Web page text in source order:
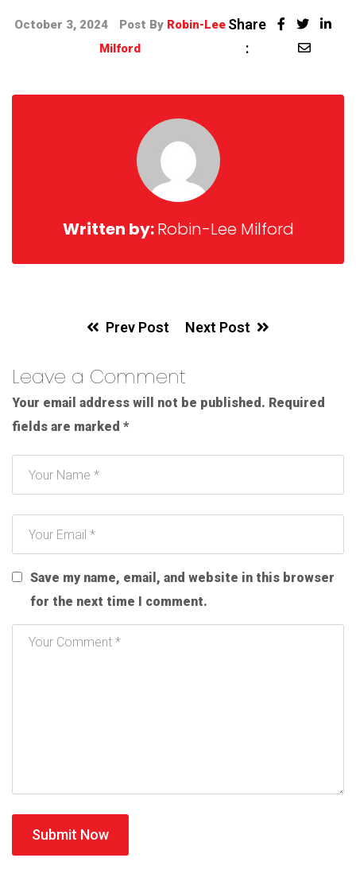
October 3, 2024 Post By Robin-Lee
Milford
Share
:
Written by:Robin-Lee Milford
Prev Post Next Post
Leave a Comment
Your email address will not be published. Required
fields are marked *
Save my name, email, and website in this browser
for the next time I comment.
Submit Now